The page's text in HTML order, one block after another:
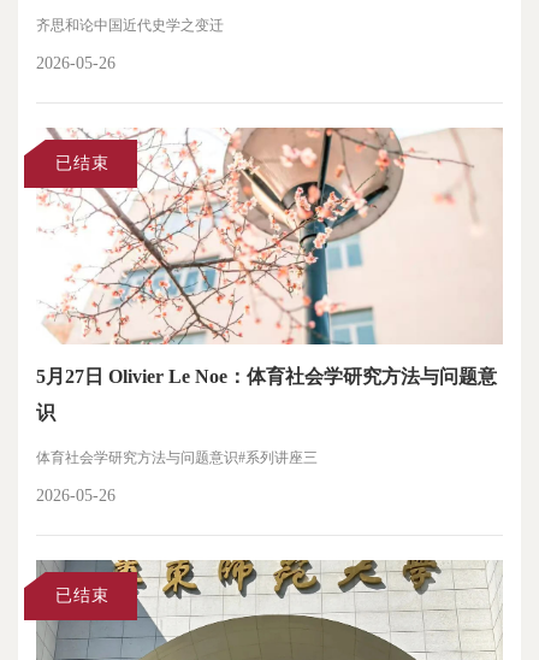
齐思和论中国近代史学之变迁
2026-05-26
已结束
5月27日 Olivier Le Noe：体育社会学研究方法与问题意
识
体育社会学研究方法与问题意识#系列讲座三
2026-05-26
已结束